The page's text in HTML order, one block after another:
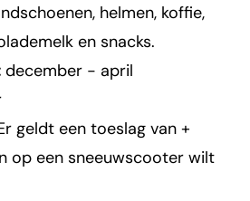
helmen, koffie,
en snacks.
december - april
geldt een toeslag van +
op een sneeuwscooter wilt